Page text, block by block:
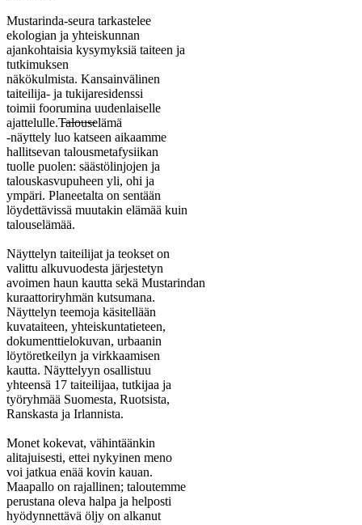
Mustarinda-seura tarkastelee
ekologian ja yhteiskunnan
ajankohtaisia kysymyksiä taiteen ja
tutkimuksen
näkökulmista. Kansainvälinen
taiteilija- ja tukijaresidenssi
toimii foorumina uudenlaiselle
ajattelulle.T̶a̶l̶o̶u̶s̶elämä
-näyttely luo katseen aikaamme
hallitsevan talousmetafysiikan
tuolle puolen: säästölinjojen ja
talouskasvupuheen yli, ohi ja
ympäri. Planeetalta on sentään
löydettävissä muutakin elämää kuin
talouselämää.
Näyttelyn taiteilijat ja teokset on
valittu alkuvuodesta järjestetyn
avoimen haun kautta sekä Mustarindan
kuraattoriryhmän kutsumana.
Näyttelyn teemoja käsitellään
kuvataiteen, yhteiskuntatieteen,
dokumenttielokuvan, urbaanin
löytöretkeilyn ja virkkaamisen
kautta. Näyttelyyn osallistuu
yhteensä 17 taiteilijaa, tutkijaa ja
työryhmää Suomesta, Ruotsista,
Ranskasta ja Irlannista.
Monet kokevat, vähintäänkin
alitajuisesti, ettei nykyinen meno
voi jatkua enää kovin kauan.
Maapallo on rajallinen; taloutemme
perustana oleva halpa ja helposti
hyödynnettävä öljy on alkanut